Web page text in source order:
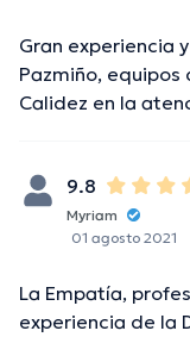
Gran experiencia
Pazmiño,
Calidez en la
9.8
Myriam
01 agosto 2021
La Empatía,
experiencia de la